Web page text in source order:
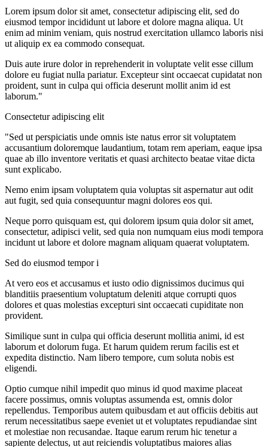
Lorem ipsum dolor sit amet, consectetur adipiscing elit, sed do
eiusmod tempor incididunt ut labore et dolore magna aliqua. Ut
enim ad minim veniam, quis nostrud exercitation ullamco laboris nisi
ut aliquip ex ea commodo consequat.
Duis aute irure dolor in reprehenderit in voluptate velit esse cillum
dolore eu fugiat nulla pariatur. Excepteur sint occaecat cupidatat non
proident, sunt in culpa qui officia deserunt mollit anim id est
laborum."
Consectetur adipiscing elit
"Sed ut perspiciatis unde omnis iste natus error sit voluptatem
accusantium doloremque laudantium, totam rem aperiam, eaque ipsa
quae ab illo inventore veritatis et quasi architecto beatae vitae dicta
sunt explicabo.
Nemo enim ipsam voluptatem quia voluptas sit aspernatur aut odit
aut fugit, sed quia consequuntur magni dolores eos qui.
Neque porro quisquam est, qui dolorem ipsum quia dolor sit amet,
consectetur, adipisci velit, sed quia non numquam eius modi tempora
incidunt ut labore et dolore magnam aliquam quaerat voluptatem.
Sed do eiusmod tempor i
At vero eos et accusamus et iusto odio dignissimos ducimus qui
blanditiis praesentium voluptatum deleniti atque corrupti quos
dolores et quas molestias excepturi sint occaecati cupiditate non
provident.
Similique sunt in culpa qui officia deserunt mollitia animi, id est
laborum et dolorum fuga. Et harum quidem rerum facilis est et
expedita distinctio. Nam libero tempore, cum soluta nobis est
eligendi.
Optio cumque nihil impedit quo minus id quod maxime placeat
facere possimus, omnis voluptas assumenda est, omnis dolor
repellendus. Temporibus autem quibusdam et aut officiis debitis aut
rerum necessitatibus saepe eveniet ut et voluptates repudiandae sint
et molestiae non recusandae. Itaque earum rerum hic tenetur a
sapiente delectus, ut aut reiciendis voluptatibus maiores alias